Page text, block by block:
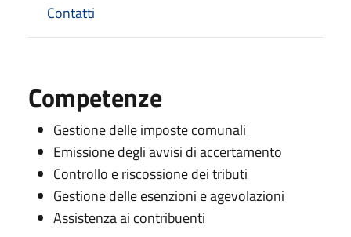
Contatti
Competenze
Gestione delle imposte comunali
Emissione degli avvisi di accertamento
Controllo e riscossione dei tributi
Gestione delle esenzioni e agevolazioni
Assistenza ai contribuenti